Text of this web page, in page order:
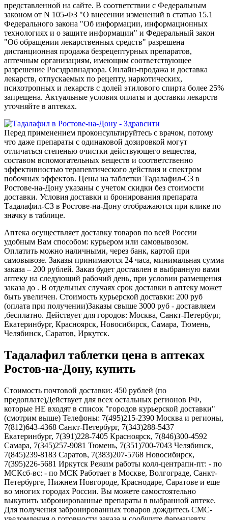
представленной на сайте. В соответствии с Федеральным
законом от N 105-ФЗ "О внесении изменений в статью 15.1
Федерального закона "Об информации, информационных
технологиях и о защите информации" и Федеральный закон
"Об обращении лекарственных средств" разрешена
дистанционная продажа безрецептурных препаратов,
аптечным организациям, имеющим соответствующее
разрешение Росздравнадзора. Онлайн-продажа и доставка
лекарств, отпускаемых по рецепту, наркотических,
психотропных и лекарств с долей этилового спирта более 25%
запрещена. Актуальные условия оплаты и доставки лекарств
уточняйте в аптеках.
Перед применением проконсультируйтесь с врачом, потому
что даже препараты с одинаковой дозировкой могут
отличаться степенью очистки действующего вещества,
составом вспомогательных веществ и соответственно
эффективностью терапевтического действия и спектром
побочных эффектов. Цены на таблетки Тадалафил-СЗ в
Ростове-на-Дону указаны с учетом скидки без стоимости
доставки. Условия доставки и бронирования препарата
Тадалафил-СЗ в Ростове-на-Дону отображаются при клике по
значку в таблице.
Аптека осуществляет доставку товаров по всей России
удобным Вам способом: курьером или самовывозом.
Оплатить можно наличными, через банк, картой при
самовывозе. Заказы принимаются 24 часа, минимальная сумма
заказа – 200 рублей. Заказ будет доставлен в выбранную вами
аптеку на следующий рабочий день, при условии размещения
заказа до . В отдельных случаях срок доставки в аптеку может
быть увеличен. Стоимость курьерской доставки: 200 руб
(оплата при получении)Заказы свыше 3000 руб - доставляем
,бесплатно. Действует для городов: Москва, Санкт-Петербург,
Екатеринбург, Красноярск, Новосибирск, Самара, Тюмень,
Челябинск, Саратов, Иркутск.
Тадалафил таблетки цена в аптеках
Ростов-на-Дону, купить
Стоимость почтовой доставки: 450 рублей (по
предоплате)Действует для всех остальных регионов РФ,
которые НЕ входят в список "городов курьерской доставки"
(смотрим выше) Телефоны: 7(495)215-2390 Москва и регионы,
7(812)643-4368 Санкт-Петербург, 7(343)288-5437
Екатеринбург, 7(391)228-7405 Красноярск, 7(846)300-4592
Самара, 7(345)257-9081 Тюмень, 7(351)700-7043 Челябинск,
7(845)239-8183 Саратов, 7(383)207-5768 Новосибирск,
7(395)226-5681 Иркутск Режим работы колл-центрапн-пт: - по
МСКсб-вс: - по МСК Работает в Москве, Волгограде, Санкт-
Петербурге, Нижнем Новгороде, Краснодаре, Саратове и еще
во многих городах России. Вы можете самостоятельно
выкупить забронированные препараты в выбранной аптеке.
Для получения забронированных товаров дождитесь СМС-